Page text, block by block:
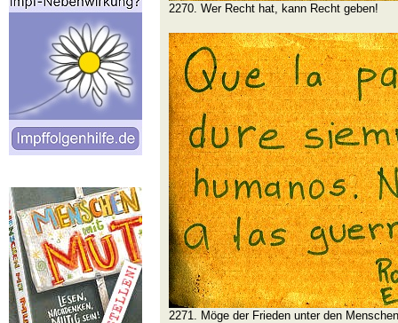
2270. Wer Recht hat, kann Recht geben!
2271. Möge der Frieden unter den